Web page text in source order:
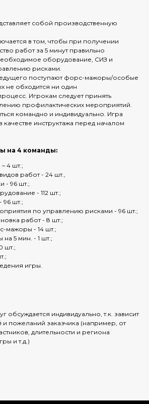
собой производственную
в том, чтобы при получении
работ за 5 минут правильно
оборудование, СИЗ и
рисками.
поступают форс-мажоры/особые
не обходится ни один
Игрокам следует принять
профилактических мероприятий.
командно и индивидуально. Игра
качестве инструктажа перед началом
на 4 команды:
4 шт.;
работ - 24 шт.,
- 96 шт.;
- 112 шт.;
96 шт.;
по управлению рисками - 96 шт.;
работ - 8 шт.;
мажоры - 14 шт.;
5 мин. - 1 шт.;
шт.;
игры.
обсуждается индивидуально, т.к. зависит
и пожеланий заказчика (например, от
длительности и региона
и т.д.)